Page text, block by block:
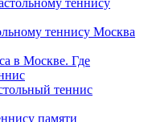
теннису
теннису Москва
в Москве. Где
теннис
памяти